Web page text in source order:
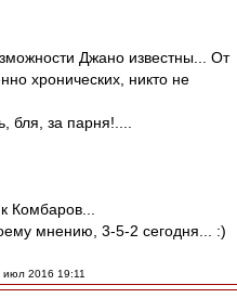
Джано известны... От
хронических, никто не
бля, за парня!....
Комбаров...
мнению, 3-5-2 сегодня... :)
июл 2016 19:11